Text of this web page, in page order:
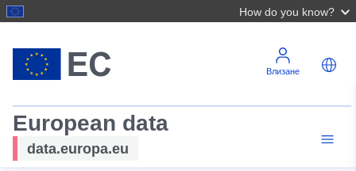
How do you know?
Влизане
European data
data.europa.eu